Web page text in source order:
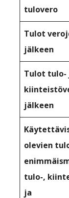
tulovero
Tulot
jälkeen
Tulot tulo-
jälkeen
olevien
tulo-,
ja